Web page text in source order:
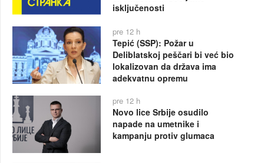
isključenosti
pre 12 h
Tepić (SSP): Požar u
Deliblatskoj peščari bi već bio
lokalizovan da država ima
adekvatnu opremu
pre 12 h
Novo lice Srbije osudilo
napade na umetnike i
kampanju protiv glumaca